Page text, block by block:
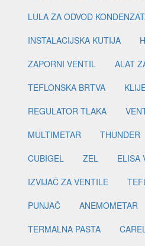
LULA ZA ODVOD
INSTALACIJSKA KUTIJA
ZAPORNI VENTIL
ALAT
TEFLONSKA BRTVA
REGULATOR TLAKA
MULTIMETAR
THUNDER
CUBIGEL
ZEL
ELISA
IZVIJAČ ZA VENTILE
PUNJAČ
ANEMOMETAR
TERMALNA PASTA